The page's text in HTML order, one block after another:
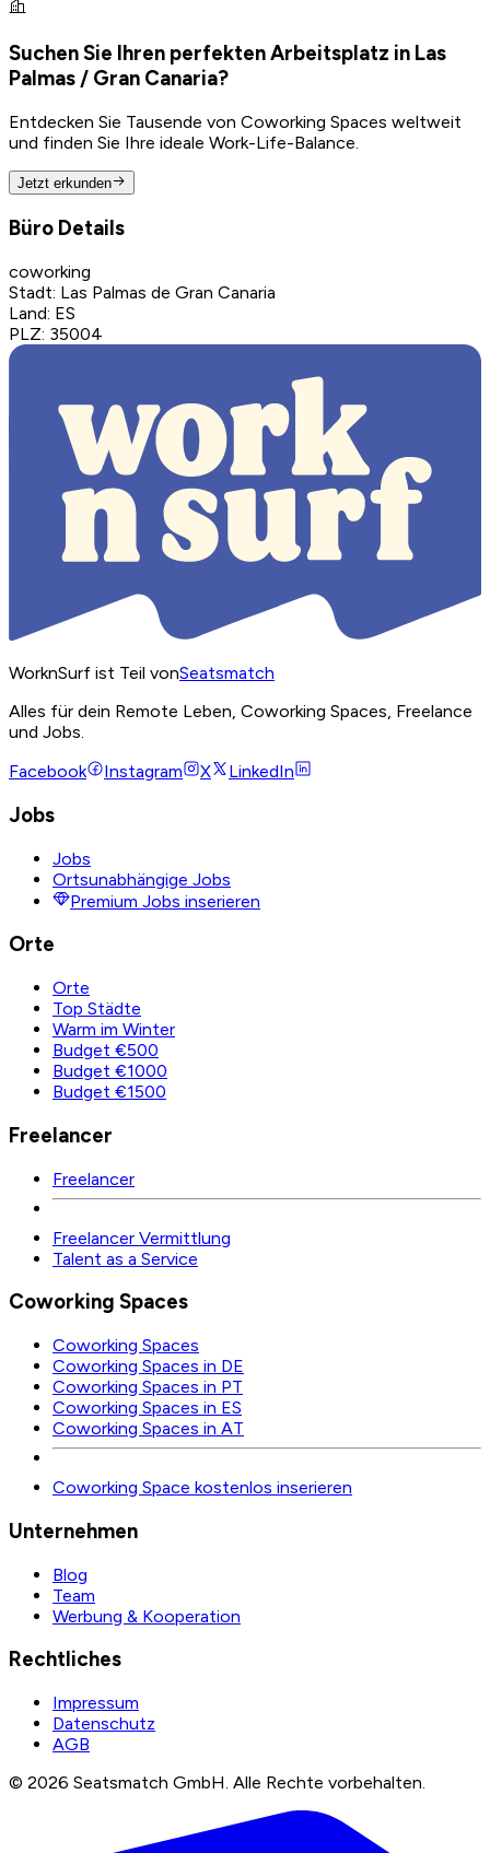
Suchen Sie Ihren perfekten Arbeitsplatz in Las
Palmas / Gran Canaria?
Entdecken Sie Tausende von Coworking Spaces weltweit
und finden Sie Ihre ideale Work-Life-Balance.
Jetzt erkunden
Büro Details
coworking
Stadt: Las Palmas de Gran Canaria
Land: ES
PLZ: 35004
WorknSurf ist Teil vonSeatsmatch
Alles für dein Remote Leben, Coworking Spaces, Freelance
und Jobs.
Facebook
Instagram X LinkedIn
Jobs
Jobs
Ortsunabhängige Jobs
Premium Jobs inserieren
Orte
Orte
Top Städte
Warm im Winter
Budget €500
Budget €1000
Budget €1500
Freelancer
Freelancer
Freelancer Vermittlung
Talent as a Service
Coworking Spaces
Coworking Spaces
Coworking Spaces in DE
Coworking Spaces in PT
Coworking Spaces in ES
Coworking Spaces in AT
Coworking Space kostenlos inserieren
Unternehmen
Blog
Team
Werbung & Kooperation
Rechtliches
Impressum
Datenschutz
AGB
© 2026 Seatsmatch GmbH. Alle Rechte vorbehalten.